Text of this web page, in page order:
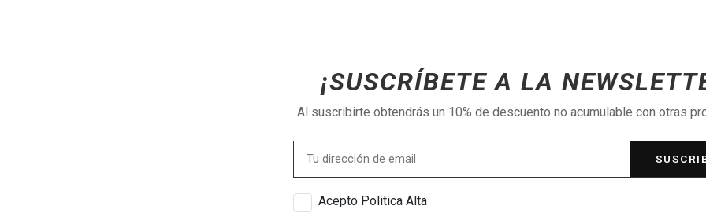
¡SUSCRÍBETE A LA
Al suscribirte obtendrás un 10% de descuento no acumulable con otras
Acepto Politica Alta